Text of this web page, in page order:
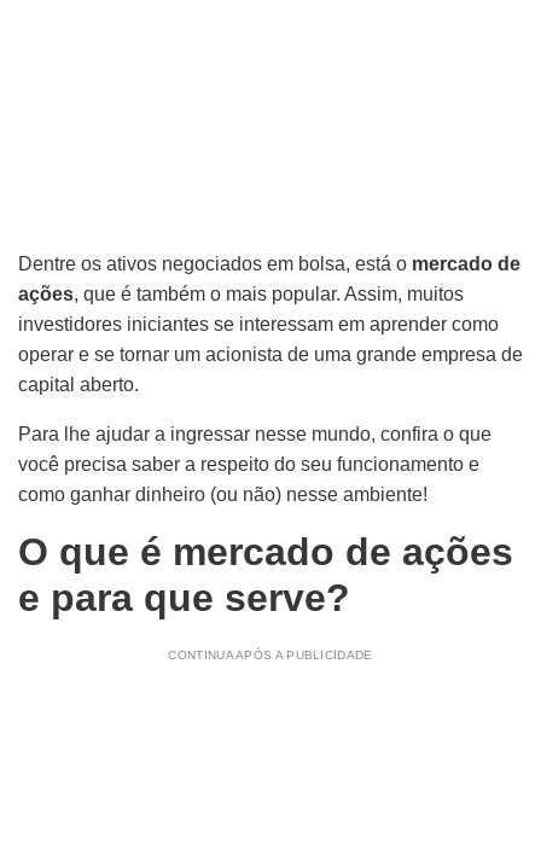
Dentre os ativos negociados em bolsa, está o mercado de
ações, que é também o mais popular. Assim, muitos
investidores iniciantes se interessam em aprender como
operar e se tornar um acionista de uma grande empresa de
capital aberto.
Para lhe ajudar a ingressar nesse mundo, confira o que
você precisa saber a respeito do seu funcionamento e
como ganhar dinheiro (ou não) nesse ambiente!
O que é mercado de ações
e para que serve?
CONTINUA APÓS A PUBLICIDADE